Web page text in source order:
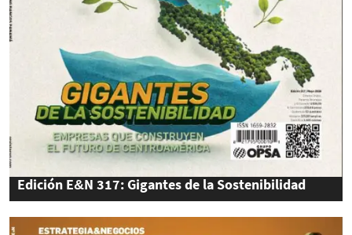
Edición E&N 317: Gigantes de la Sostenibilidad